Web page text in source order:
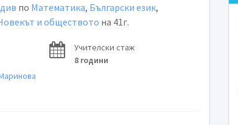
по Математика, Български език,
и обществото на 41г.
Учителски стаж
8 години